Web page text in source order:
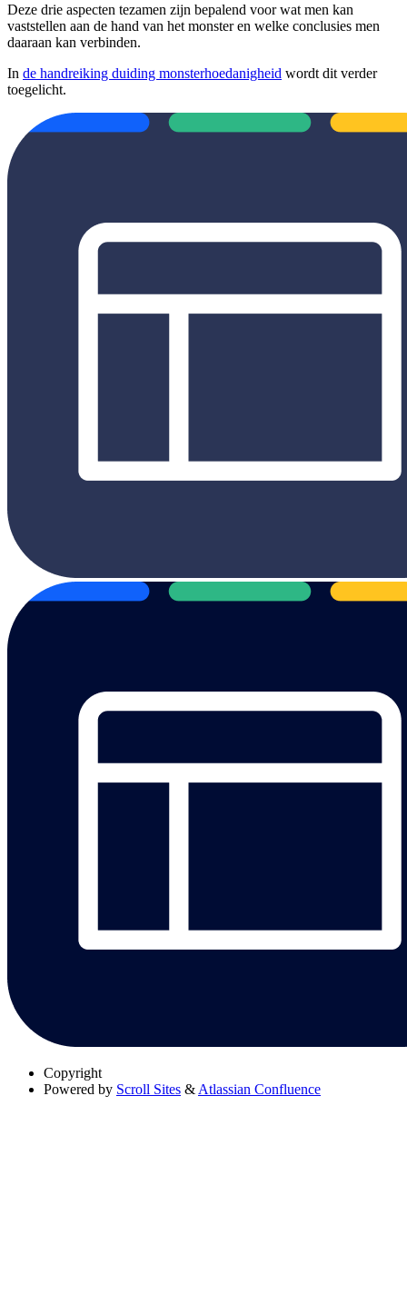
Deze drie aspecten tezamen zijn bepalend voor wat men kan
vaststellen aan de hand van het monster en welke conclusies men
daaraan kan verbinden.
In de handreiking duiding monsterhoedanigheid wordt dit verder
toegelicht.
Copyright
Powered by Scroll Sites & Atlassian Confluence